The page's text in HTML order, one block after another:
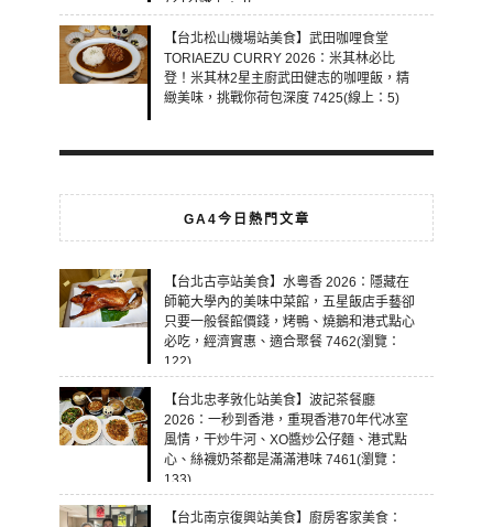
【台北松山機場站美食】武田咖哩食堂
TORIAEZU CURRY 2026：米其林必比
登！米其林2星主廚武田健志的咖哩飯，精
緻美味，挑戰你荷包深度 7425(線上：5)
GA4今日熱門文章
【台北古亭站美食】水粵香 2026：隱藏在
師範大學內的美味中菜館，五星飯店手藝卻
只要一般餐館價錢，烤鴨、燒鵝和港式點心
必吃，經濟實惠、適合聚餐 7462(瀏覽：
122)
【台北忠孝敦化站美食】波記茶餐廳
2026：一秒到香港，重現香港70年代冰室
風情，干炒牛河、XO醬炒公仔麵、港式點
心、絲襪奶茶都是滿滿港味 7461(瀏覽：
133)
【台北南京復興站美食】廚房客家美食：